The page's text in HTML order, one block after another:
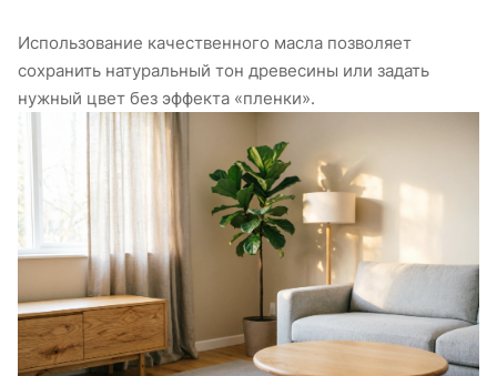
Использование качественного масла позволяет
сохранить натуральный тон древесины или задать
нужный цвет без эффекта «пленки».